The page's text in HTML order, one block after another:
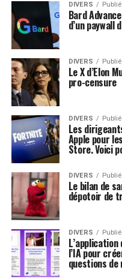
DIVERS
Bard
d’un paywall
DIVERS
Le X d’Elon
pro-censure
DIVERS
Les
Apple pour
Store. Voici
DIVERS
Le bilan de
dépotoir de
DIVERS
l’IA pour
questions